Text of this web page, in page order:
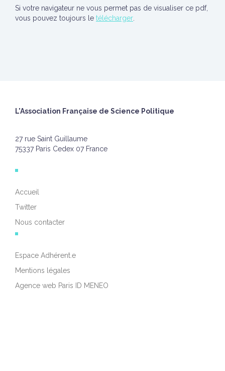
Si votre navigateur ne vous permet pas de visualiser ce pdf,
vous pouvez toujours le télécharger
L'Association Française de Science Politique
27 rue Saint Guillaume
75337 Paris Cedex 07 France
Accueil
Twitter
Nous contacter
Espace Adhérent.e
Mentions légales
Agence web Paris ID MENEO